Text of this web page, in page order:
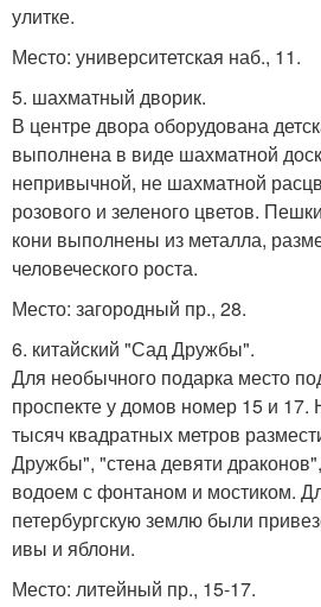
улитке.
Место: университетская наб., 11.
5. шахматный дворик.
В центре двора оборудована
выполнена в виде шахматной
непривычной, не шахматной
розового и зеленого цветов.
кони выполнены из металла,
человеческого роста.
Место: загородный пр., 28.
6. китайский "Сад Дружбы".
Для необычного подарка место
проспекте у домов номер 15 и 17.
тысяч квадратных метров
Дружбы", "стена девяти
водоем с фонтаном и мостиком.
петербургскую землю были
ивы и яблони.
Место: литейный пр., 15-17.